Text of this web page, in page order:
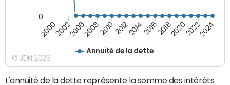
Annuité de la dette
200020022006200820102012201420162018202020222024
0
© JDN 2026
L'annuité de la dette représente la somme des intérêts